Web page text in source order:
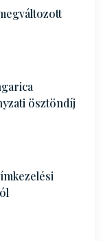
ösztöndíj